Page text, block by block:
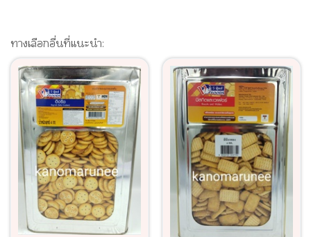
ทางเลือกอื่นที่แนะนำ: